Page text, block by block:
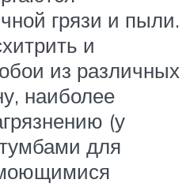
грязи и пыли.
и
из различных
наиболее
(у
для